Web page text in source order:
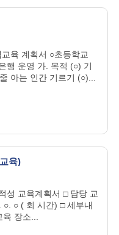
육 계획서 ○초등학교
행 운영 가. 목적 (○) 기
아는 인간 기르기 (○)...
육)
성 교육계획서 □ 담당 교
○ ( 회 시간) □ 세부내
장소...